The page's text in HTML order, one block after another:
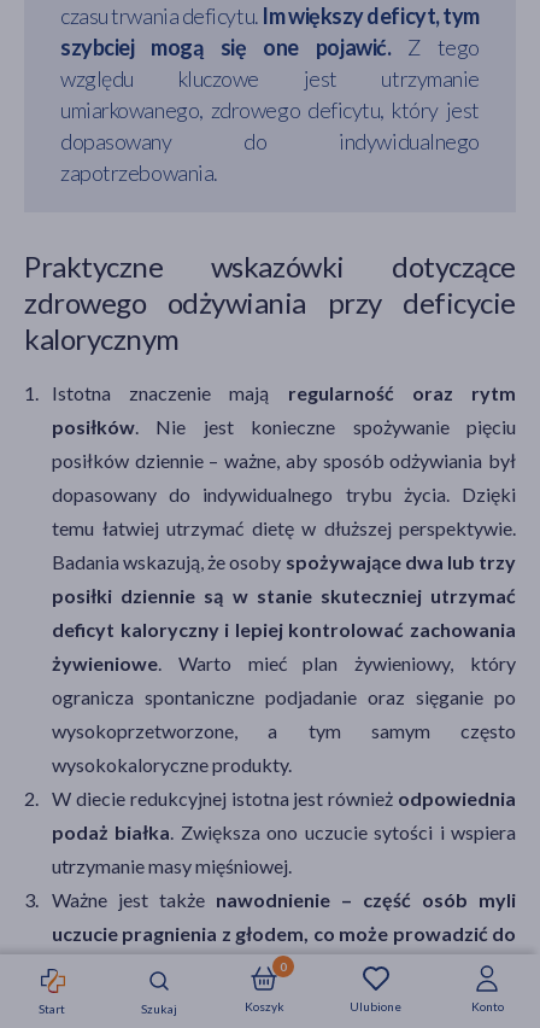
Strefa okazji Nowości Krótkie daty
Start Szukaj Ulubione
Koszyk
0
Konto
czasu trwania deficytu. Im większy deficyt, tym
szybciej mogą się one pojawić.Z tego
względu kluczowe jest utrzymanie
umiarkowanego, zdrowego deficytu, który jest
dopasowany do indywidualnego
zapotrzebowania.
Praktyczne wskazówki dotyczące
zdrowego odżywiania przy deficycie
kalorycznym
Istotna znaczenie mają regularność oraz rytm
posiłków. Nie jest konieczne spożywanie pięciu
posiłków dziennie – ważne, aby sposób odżywiania był
dopasowany do indywidualnego trybu życia. Dzięki
temu łatwiej utrzymać dietę w dłuższej perspektywie.
Badania wskazują, że osoby spożywające dwa lub trzy
posiłki dziennie są w stanie skuteczniej utrzymać
deficyt kaloryczny i lepiej kontrolować zachowania
żywieniowe. Warto mieć plan żywieniowy, który
ogranicza spontaniczne podjadanie oraz sięganie po
wysokoprzetworzone, a tym samym często
wysokokaloryczne produkty.
W diecie redukcyjnej istotna jest również odpowiednia
podaż białka. Zwiększa ono uczucie sytości i wspiera
utrzymanie masy mięśniowej.
Ważne jest także nawodnienie – część osób myli
uczucie pragnienia z głodem, co może prowadzić do
niepotrzebnego spożycia kalorii zamiast płynów.
Najczęstszym błędem są płynne źródła kalorii
, które